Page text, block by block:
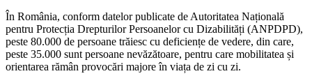
În România, conform datelor publicate de Autoritatea Națională
pentru Protecția Drepturilor Persoanelor cu Dizabilități (ANPDPD),
peste 80.000 de persoane trăiesc cu deficiențe de vedere, din care,
peste 35.000 sunt persoane nevăzătoare, pentru care mobilitatea și
orientarea rămân provocări majore în viața de zi cu zi.